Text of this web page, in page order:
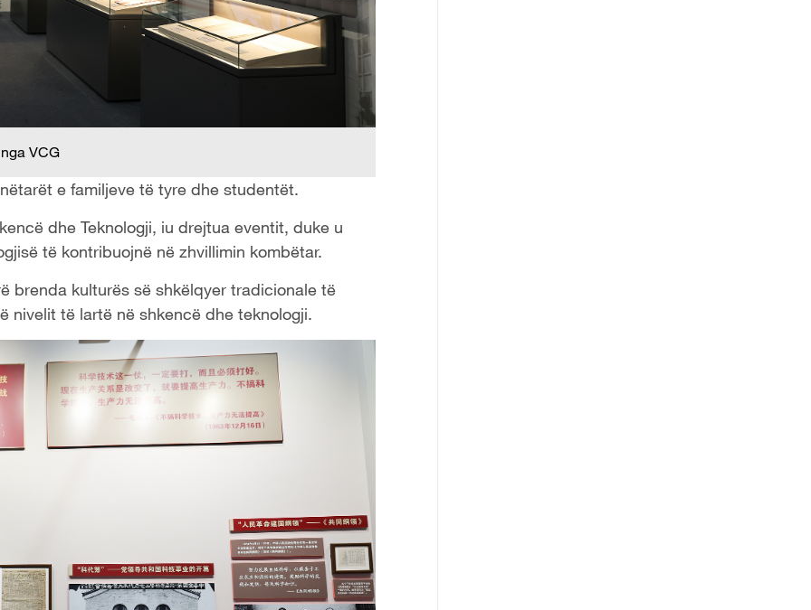
VCG
e familjeve të tyre dhe studentët.
dhe Teknologji, iu drejtua eventit, duke u
të kontribuojnë në zhvillimin kombëtar.
brenda kulturës së shkëlqyer tradicionale të
nivelit të lartë në shkencë dhe teknologji.